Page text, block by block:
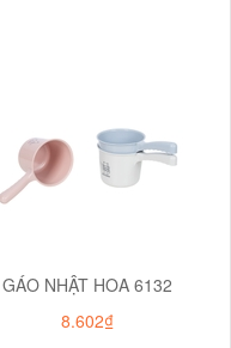
GÁO NHẬT HOA 6132
8.602₫